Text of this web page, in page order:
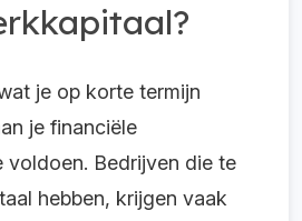
je op korte termijn
je financiële
voldoen. Bedrijven die te
hebben, krijgen vaak